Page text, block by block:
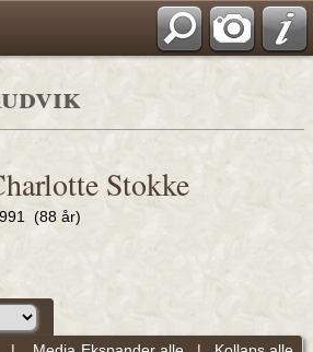
Stokke
(88 år)